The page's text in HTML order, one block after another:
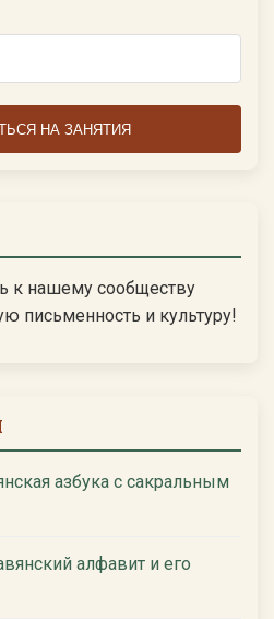
НА ЗАНЯТИЯ
к нашему сообществу
письменность и культуру!
азбука с сакральным
алфавит и его